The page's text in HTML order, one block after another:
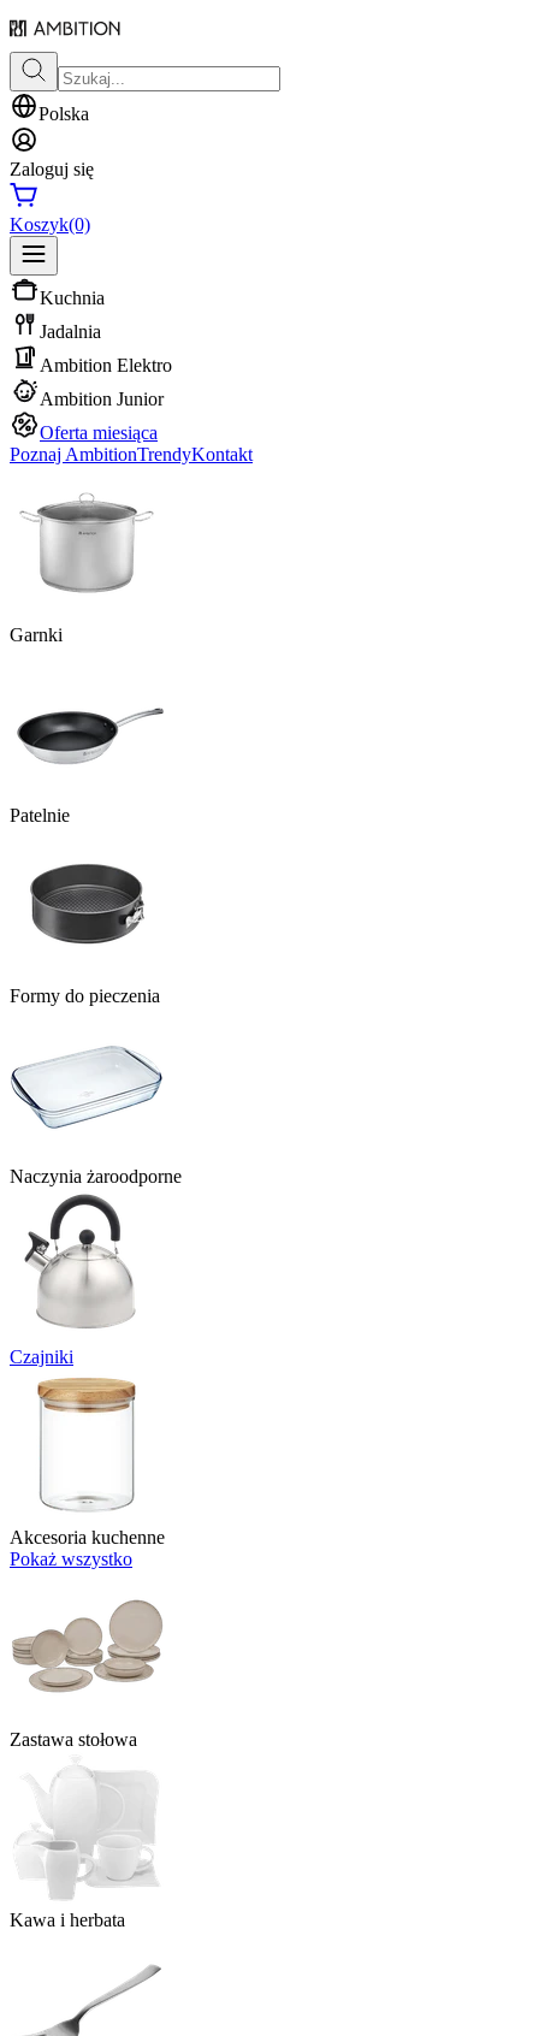
Polska
Zaloguj się
Koszyk(0)
Kuchnia
Jadalnia
Ambition Elektro
Ambition Junior
Oferta miesiąca
Poznaj AmbitionTrendyKontakt
Garnki
Patelnie
Formy do pieczenia
Naczynia żaroodporne
Czajniki
Akcesoria kuchenne
Pokaż wszystko
Zastawa stołowa
Kawa i herbata